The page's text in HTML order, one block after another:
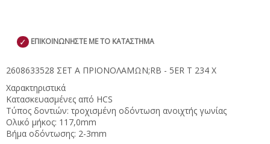
✓ ΕΠΙΚΟΙΝΩΝΗΣΤΕ ΜΕ ΤΟ ΚΑΤΑΣΤΗΜΑ
2608633528 ΣΕΤ Α ΠΡΙΟΝΟΛΑΜΩΝ;RB - 5ER T 234 X
Χαρακτηριστικά
Κατασκευασμένες από HCS
Τύπος δοντιών: τροχισμένη οδόντωση ανοιχτής γωνίας
Ολικό μήκος: 117,0mm
Βήμα οδόντωσης: 2-3mm